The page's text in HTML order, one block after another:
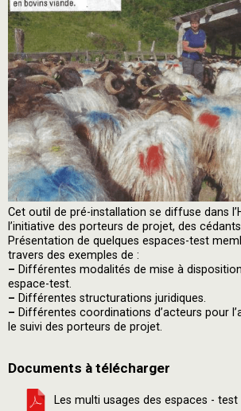
Cet outil de pré-installation se diffuse dans
l’initiative des porteurs de projet, des
Présentation de quelques espaces-test
travers des exemples de :
– Différentes modalités de mise à
espace-test.
– Différentes structurations juridiques.
– Différentes coordinations d’acteurs pour
le suivi des porteurs de projet.
Documents à télécharger
Les multi usages des espaces - test